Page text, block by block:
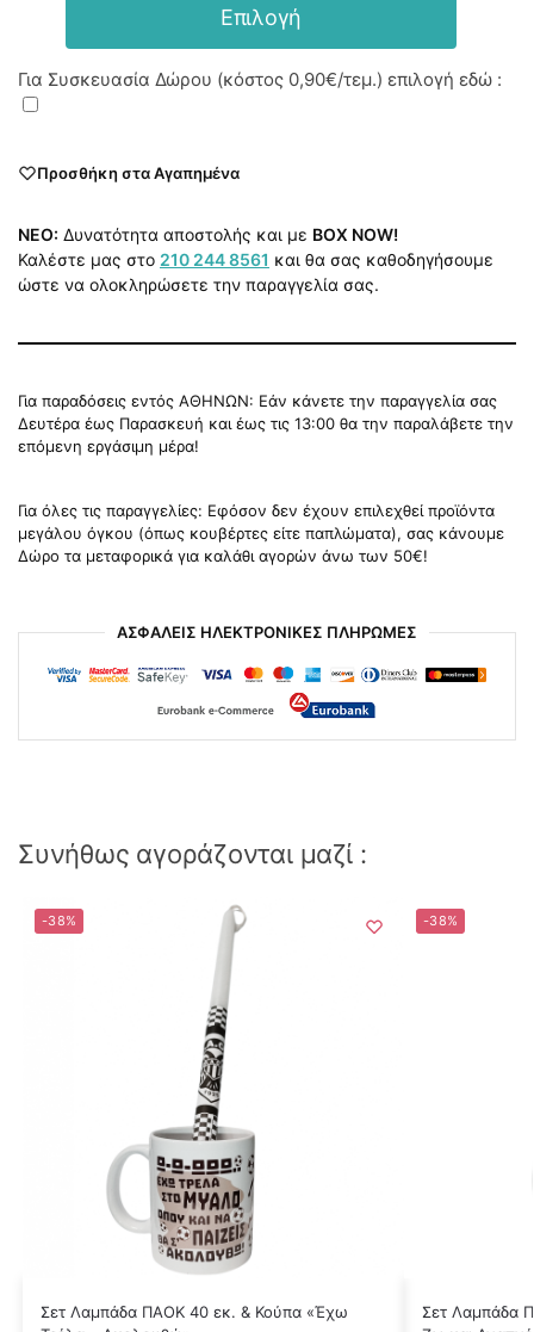
Επιλογή
Για Συσκευασία Δώρου (κόστος 0,90€/τεμ.) επιλογή εδώ :
Προσθήκη στα Αγαπημένα
NEO: Δυνατότητα αποστολής και με BOX NOW!
Καλέστε μας στο 210 244 8561 και θα σας καθοδηγήσουμε
ώστε να ολοκληρώσετε την παραγγελία σας.
Για παραδόσεις εντός ΑΘΗΝΩΝ: Εάν κάνετε την παραγγελία σας
Δευτέρα έως Παρασκευή και έως τις 13:00 θα την παραλάβετε την
επόμενη εργάσιμη μέρα!
Για όλες τις παραγγελίες: Εφόσον δεν έχουν επιλεχθεί προϊόντα
μεγάλου όγκου (όπως κουβέρτες είτε παπλώματα), σας κάνουμε
Δώρο τα μεταφορικά για καλάθι αγορών άνω των 50€!
ΑΣΦΑΛΕΙΣ ΗΛΕΚΤΡΟΝΙΚΕΣ ΠΛΗΡΩΜΕΣ
Συνήθως αγοράζονται μαζί :
-38%
Σετ Λαμπάδα ΠΑΟΚ 40 εκ. & Κούπα «Έχω
-38%
Σετ Λαμπάδα